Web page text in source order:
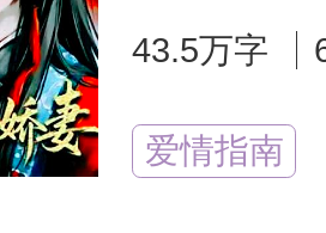
43.5万字
爱情指南